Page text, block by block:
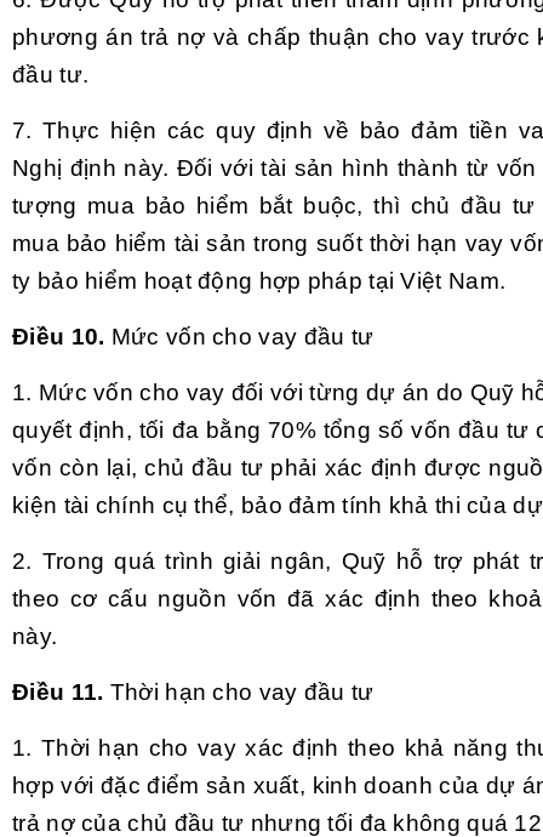
phương án trả nợ và chấp thuận cho vay trước
đầu tư.
7. Thực hiện các quy định về bảo đảm tiền
Nghị định này. Đối với tài sản hình thành từ
tượng mua bảo hiểm bắt buộc, thì chủ đầu tư
mua bảo hiểm tài sản trong suốt thời hạn vay
ty bảo hiểm hoạt động hợp pháp tại Việt Nam.
Điều 10. Mức vốn cho vay đầu tư
1. Mức vốn cho vay đối với từng dự án do Quỹ
quyết định, tối đa bằng 70% tổng số vốn đầu tư
vốn còn lại, chủ đầu tư phải xác định được
kiện tài chính cụ thể, bảo đảm tính khả thi của
2. Trong quá trình giải ngân, Quỹ hỗ trợ phát
theo cơ cấu nguồn vốn đã xác định theo
này.
Điều 11. Thời hạn cho vay đầu tư
1. Thời hạn cho vay xác định theo khả năng
hợp với đặc điểm sản xuất, kinh doanh của dự
trả nợ của chủ đầu tư nhưng tối đa không quá